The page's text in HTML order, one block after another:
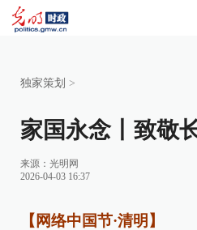
独家策划 >
家国永念丨致敬
来源： 光明网
2026-04-03 16:37
【网络中国节·清明】